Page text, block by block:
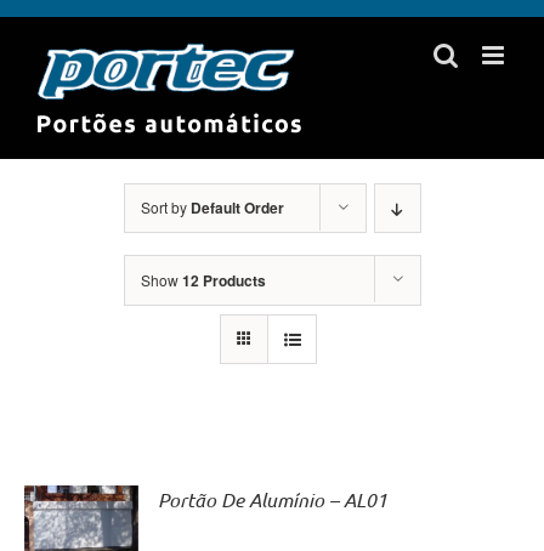
Skip
content
Sort by Default Order
Show12 Products
Portão De Alumínio – AL01